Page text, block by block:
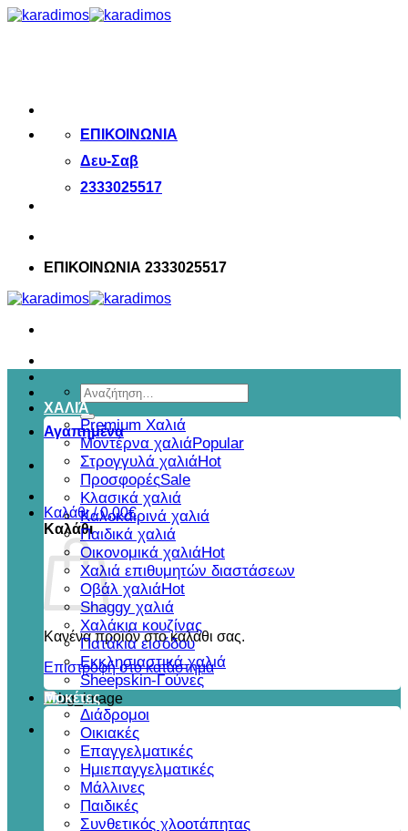
Μετάβαση
ΕΠΙΚΟΙΝΩΝΙΑ
Δευ-Σαβ
2333025517
ΕΠΙΚΟΙΝΩΝΙΑ 2333025517
Αναζήτηση
για:
Αγαπημένα
Καλάθι /0,00€
Καλάθι
Κανένα προϊόν στο καλάθι σας.
Επιστροφή στο κατάστημα
ΧΑΛΙΆ
Premium Χαλιά
Μοντέρνα χαλιά
Στρογγυλά χαλιά
Προσφορές
Κλασικά χαλιά
Καλοκαιρινά χαλιά
Παιδικά χαλιά
Οικονομικά χαλιά
Χαλιά επιθυμητών διαστάσεων
Οβάλ χαλιά
Shaggy χαλιά
Χαλάκια κουζίνας
Πατάκια εισόδου
Εκκλησιαστικά χαλιά
Sheepskin-Γούνες
Μοκέτες
Διάδρομοι
Οικιακές
Επαγγελματικές
Ημιεπαγγελματικές
Μάλλινες
Παιδικές
Συνθετικός χλοοτάπητας